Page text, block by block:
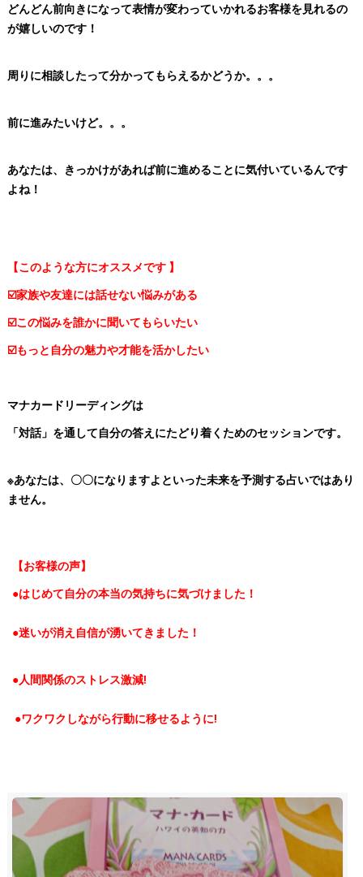
どんどん前向きになって表情が変わっていかれるお客様を見れるの
が嬉しいのです！
周りに相談したって分かってもらえるかどうか。。。
前に進みたいけど。。。
あなたは、きっかけがあれば前に進めることに気付いているんです
よね！
【このような方にオススメです 】
☑️家族や友達には話せない悩みがある
☑️この悩みを誰かに聞いてもらいたい
☑️もっと自分の魅力や才能を活かしたい
マナカードリーディングは
「対話」を通して自分の答えにたどり着くためのセッションです。
※あなたは、〇〇になりますよといった未来を予測する占いではあり
ません。
【お客様の声】
●はじめて自分の本当の気持ちに気づけました！
●迷いが消え自信が湧いてきました！
●人間関係のストレス激減!
●ワクワクしながら行動に移せるように!